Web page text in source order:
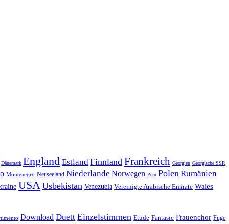
Dänemark England Estland Finnland Frankreich Georgien Georgische SSR
Montenegro Neuseeland Niederlande Norwegen Peru Polen Rumänien
USA Usbekistan Venezuela Vereinigte Arabische Emirate Wales
Download Duett Einzelstimmen Etüde Fantasie Frauenchor Fuge